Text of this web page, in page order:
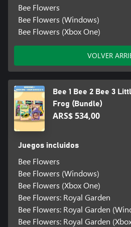
Bee Flowers
Bee Flowers (Windows)
Bee Flowers (Xbox One)
VOLVER
Bee 1 Bee 2 Bee 3
Frog (Bundle)
ARS$ 534,00
Juegos incluidos
Bee Flowers
Bee Flowers (Windows)
Bee Flowers (Xbox One)
Bee Flowers: Royal Garden
Bee Flowers: Royal Garden
Bee Flowers: Royal Garden